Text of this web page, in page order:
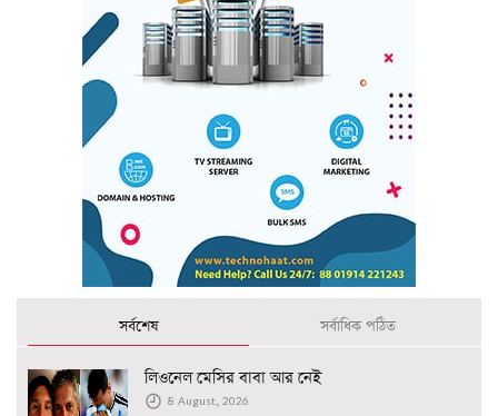
সর্বশেষ সর্বাধিক পঠিত
লিওনেল মেসির বাবা আর নেই
8 August, 2026